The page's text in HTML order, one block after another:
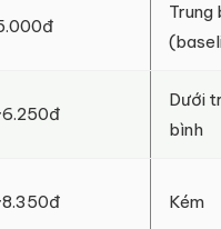
Trung
Dưới
bình
Kém